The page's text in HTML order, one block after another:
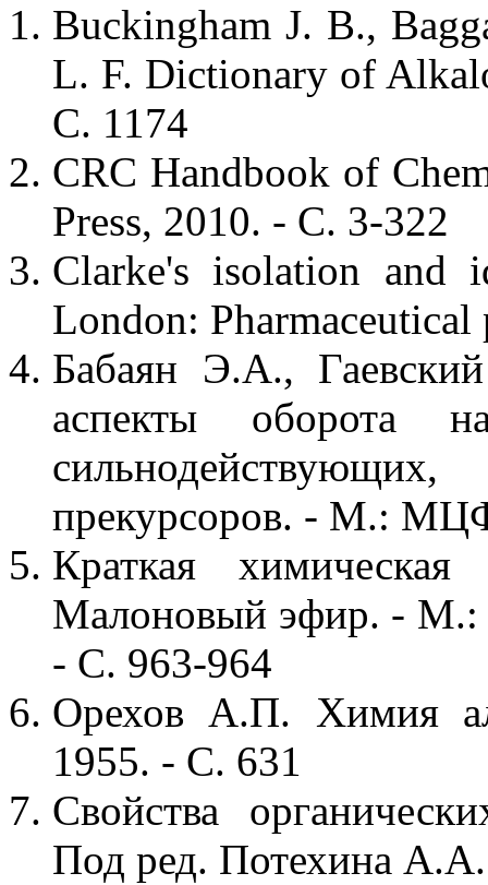
Buckingham J. B.,
L. F. Dictionary of
С. 1174
CRC Handbook of
Press, 2010. - С. 3-322
Clarke's isolation and
London:
Бабаян Э.А.,
аспекты оборота
прекурсоров. - М.:
Краткая
Малоновый эфир. - М.:
- С. 963-964
Орехов А.П. Химия
1955. - С. 631
Свойства
Под ред. Потехина